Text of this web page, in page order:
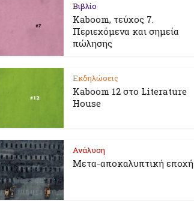
Βιβλίο
Kaboom, τεύχος 7.
Περιεχόμενα και σημεία
πώλησης
Εκδηλώσεις
Kaboom 12 στο Literature
House
Ανάλυση
Μετα-αποκαλυπτική εποχή